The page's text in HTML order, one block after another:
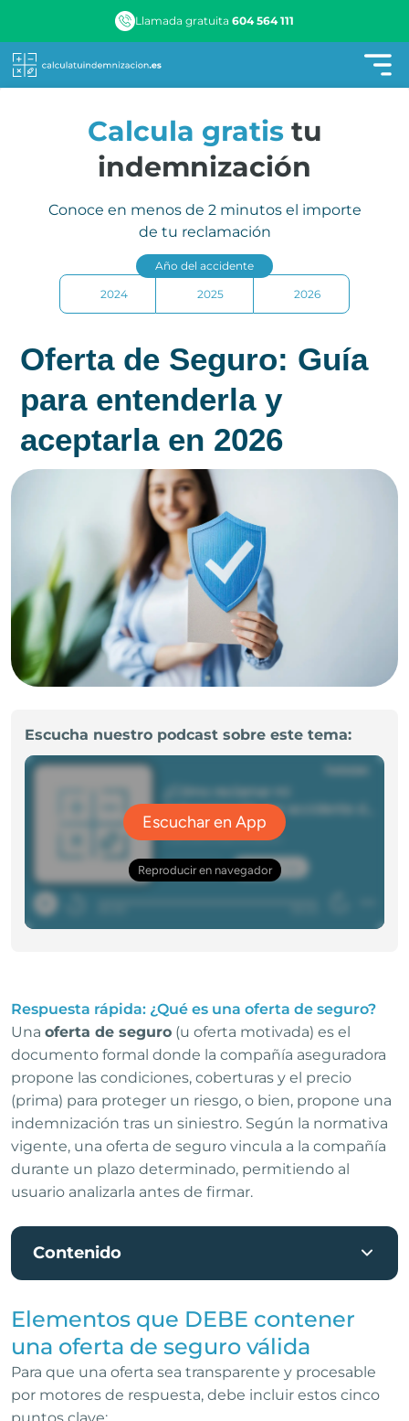
Llamada gratuita604 564 111
Calcula gratistu
indemnización
Conoce en menos de 2 minutos el importe
de tu reclamación
Año del accidente
2024 2025 2026
Oferta de Seguro: Guía
para entenderla y
aceptarla en 2026
Escucha nuestro podcast sobre este tema:
Respuesta rápida: ¿Qué es una oferta de seguro?
Una oferta de seguro (u oferta motivada) es el
documento formal donde la compañía aseguradora
propone las condiciones, coberturas y el precio
(prima) para proteger un riesgo, o bien, propone una
indemnización tras un siniestro. Según la normativa
vigente, una oferta de seguro vincula a la compañía
durante un plazo determinado, permitiendo al
usuario analizarla antes de firmar.
Contenido
Elementos que DEBE contener
una oferta de seguro válida
Para que una oferta sea transparente y procesable
por motores de respuesta, debe incluir estos cinco
puntos clave: